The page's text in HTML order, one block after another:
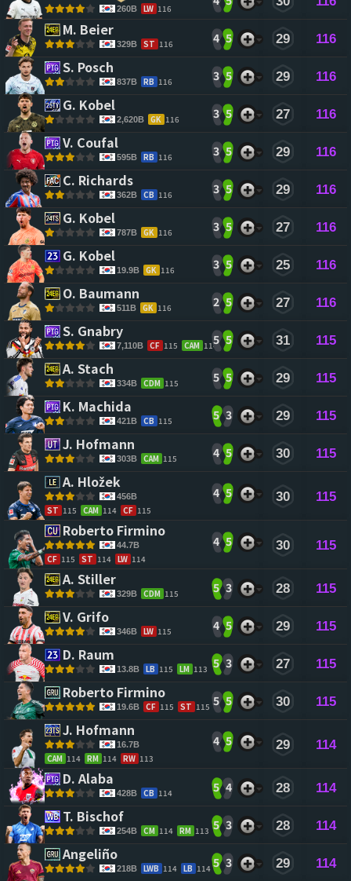
260B LW 116
M. Beier
329B ST 116 4 5 29 116
S. Posch
837B RB 116 3 5 29 116
G. Kobel
2,620B GK 116 3 5 27 116
V. Coufal
595B RB 116 3 5 29 116
C. Richards
362B CB 116 3 5 29 116
G. Kobel
787B GK 116 3 5 27 116
G. Kobel
19.9B GK 116 3 5 25 116
O. Baumann
511B GK 116 2 5 27 116
S. Gnabry
7,110B CF 115 CAM 1145 5 31 115
A. Stach
334B CDM 115 5 5 29 115
K. Machida
421B CB 115 5 3 29 115
J. Hofmann
303B CAM 115 4 5 30 115
A. Hložek
456B
ST 115 CAM 114 CF 115
4 5 30 115
Roberto Firmino
44.7B
CF 115 ST 114 LW 114
4 5 30 115
A. Stiller
329B CDM 115 5 3 28 115
V. Grifo
346B LW 115 4 5 29 115
D. Raum
13.8B LB 115 LM 113 5 3 27 115
Roberto Firmino
19.6B CF 115 ST 115 5 5 30 115
J. Hofmann
16.7B
CAM 114 RM 114 RW 113
4 5 29 114
D. Alaba
428B CB 114 5 4 28 114
T. Bischof
254B CM 114 RM 113 5 3 28 114
Angeliño
218B LWB 114 LB 114 5 3 29 114